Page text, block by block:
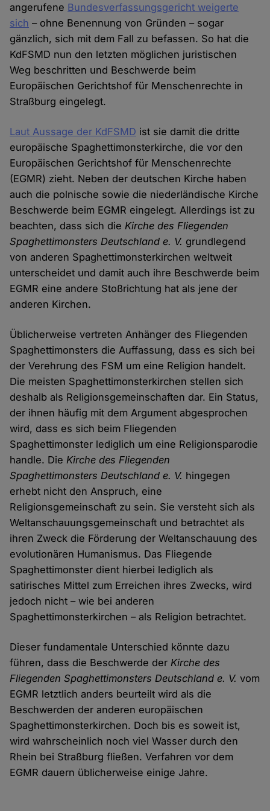
angerufene Bundesverfassungsgericht weigerte
sich – ohne Benennung von Gründen – sogar
gänzlich, sich mit dem Fall zu befassen. So hat die
KdFSMD nun den letzten möglichen juristischen
Weg beschritten und Beschwerde beim
Europäischen Gerichtshof für Menschenrechte in
Straßburg eingelegt.
Laut Aussage der KdFSMD ist sie damit die dritte
europäische Spaghettimonsterkirche, die vor den
Europäischen Gerichtshof für Menschenrechte
(EGMR) zieht. Neben der deutschen Kirche haben
auch die polnische sowie die niederländische Kirche
Beschwerde beim EGMR eingelegt. Allerdings ist zu
beachten, dass sich die Kirche des Fliegenden
Spaghettimonsters Deutschland e. V. grundlegend
von anderen Spaghettimonsterkirchen weltweit
unterscheidet und damit auch ihre Beschwerde beim
EGMR eine andere Stoßrichtung hat als jene der
anderen Kirchen.
Üblicherweise vertreten Anhänger des Fliegenden
Spaghettimonsters die Auffassung, dass es sich bei
der Verehrung des FSM um eine Religion handelt.
Die meisten Spaghettimonsterkirchen stellen sich
deshalb als Religionsgemeinschaften dar. Ein Status,
der ihnen häufig mit dem Argument abgesprochen
wird, dass es sich beim Fliegenden
Spaghettimonster lediglich um eine Religionsparodie
handle. Die Kirche des Fliegenden
Spaghettimonsters Deutschland e. V. hingegen
erhebt nicht den Anspruch, eine
Religionsgemeinschaft zu sein. Sie versteht sich als
Weltanschauungsgemeinschaft und betrachtet als
ihren Zweck die Förderung der Weltanschauung des
evolutionären Humanismus. Das Fliegende
Spaghettimonster dient hierbei lediglich als
satirisches Mittel zum Erreichen ihres Zwecks, wird
jedoch nicht – wie bei anderen
Spaghettimonsterkirchen – als Religion betrachtet.
Dieser fundamentale Unterschied könnte dazu
führen, dass die Beschwerde der Kirche des
Fliegenden Spaghettimonsters Deutschland e. V. vom
EGMR letztlich anders beurteilt wird als die
Beschwerden der anderen europäischen
Spaghettimonsterkirchen. Doch bis es soweit ist,
wird wahrscheinlich noch viel Wasser durch den
Rhein bei Straßburg fließen. Verfahren vor dem
EGMR dauern üblicherweise einige Jahre.